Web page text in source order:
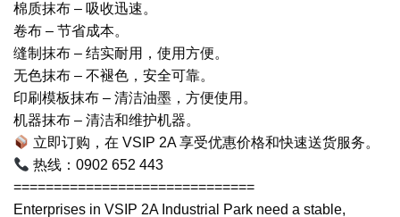
棉质抹布 – 吸收迅速。
卷布 – 节省成本。
缝制抹布 – 结实耐用，使用方便。
无色抹布 – 不褪色，安全可靠。
印刷模板抹布 – 清洁油墨，方便使用。
机器抹布 – 清洁和维护机器。
立即订购，在 VSIP 2A 享受优惠价格和快速送货服务。
热线：0902 652 443
==============================
Enterprises in VSIP 2A Industrial Park need a stable,